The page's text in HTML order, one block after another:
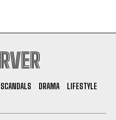
IN
Policy
SCANDALS DRAMA
LIFESTYLE